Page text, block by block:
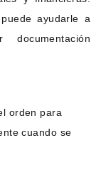
ayudarle a
orden para
cuando se